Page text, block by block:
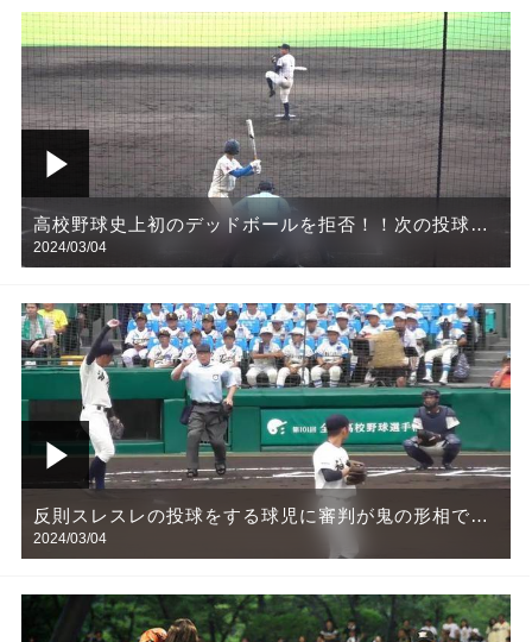
高校野球史上初のデッドボールを拒否！！次の投球に
感動の瞬間が待っていた【野球】
2024/03/04
反則スレスレの投球をする球児に審判が鬼の形相で詰
め寄り厳重注意！【野球】
2024/03/04